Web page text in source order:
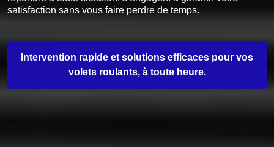
satisfaction sans vous faire perdre de temps.
Intervention rapide et solutions efficaces pour vos
volets roulants, à toute heure.